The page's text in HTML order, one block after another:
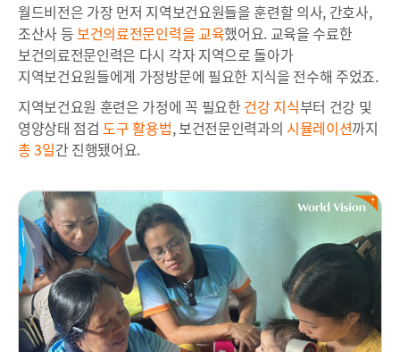
월드비전은 가장 먼저 지역보건요원들을 훈련할 의사, 간호사,
조산사 등보건의료전문인력을 교육했어요. 교육을 수료한
보건의료전문인력은 다시 각자 지역으로 돌아가
지역보건요원들에게 가정방문에 필요한 지식을 전수해 주었죠.
지역보건요원 훈련은 가정에 꼭 필요한 건강 지식부터 건강 및
영양상태 점검도구 활용법, 보건전문인력과의 시뮬레이션까지
총 3일간 진행됐어요.